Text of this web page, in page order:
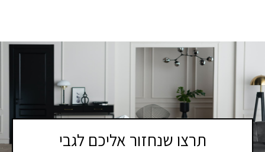
תרצו שנחזור אליכם לגבי